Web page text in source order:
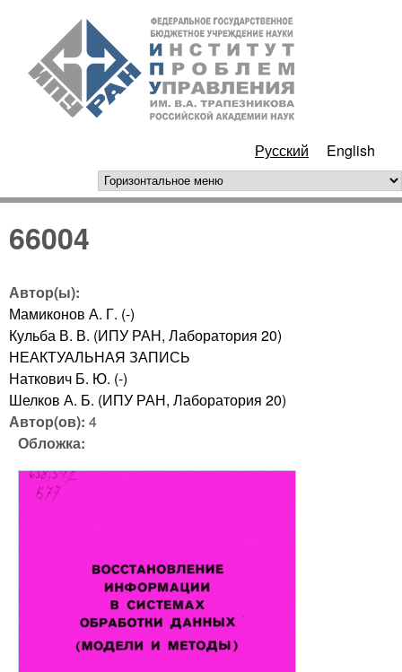
Перейти к основному
содержанию
РАН
Русский English
горизонтальное меню
66004
Автор(ы):
Мамиконов А. Г. (-)
Кульба В. В. (ИПУ РАН, Лаборатория 20)
НЕАКТУАЛЬНАЯ ЗАПИСЬ
Наткович Б. Ю. (-)
Шелков А. Б. (ИПУ РАН, Лаборатория 20)
Автор(ов): 4
Обложка: